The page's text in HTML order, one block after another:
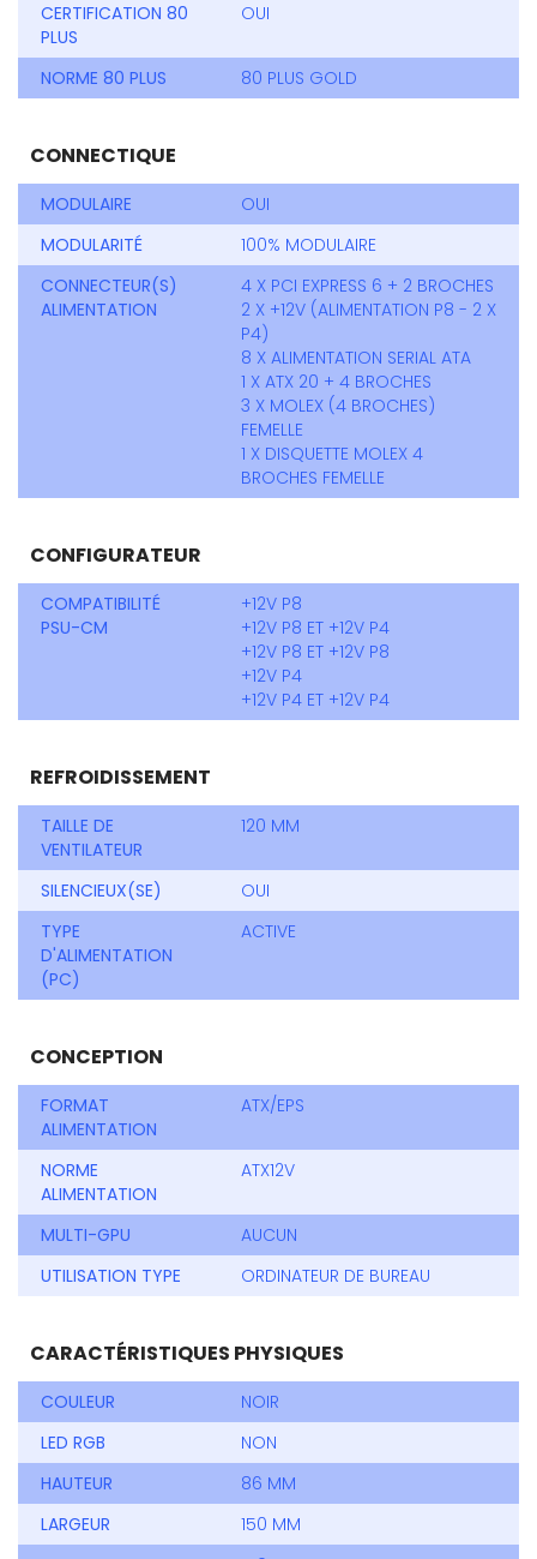
CERTIFICATION 80
PLUS
OUI
NORME 80 PLUS 80 PLUS GOLD
CONNECTIQUE
MODULAIRE
OUI
MODULARITÉ
100% MODULAIRE
CONNECTEUR(S)
ALIMENTATION
4 X PCI EXPRESS 6 + 2 BROCHES
2 X +12V (ALIMENTATION P8 - 2 X
P4)
8 X ALIMENTATION SERIAL ATA
1 X ATX 20 + 4 BROCHES
3 X MOLEX (4 BROCHES)
FEMELLE
1 X DISQUETTE MOLEX 4
BROCHES FEMELLE
CONFIGURATEUR
COMPATIBILITÉ
PSU-CM
+12V P8
+12V P8 ET +12V P4
+12V P8 ET +12V P8
+12V P4
+12V P4 ET +12V P4
REFROIDISSEMENT
TAILLE DE
VENTILATEUR
120 MM
SILENCIEUX(SE)
OUI
TYPE
D'ALIMENTATION
(PC)
ACTIVE
CONCEPTION
FORMAT
ALIMENTATION
ATX/EPS
NORME
ALIMENTATION
ATX12V
MULTI-GPU
AUCUN
UTILISATION TYPE
ORDINATEUR DE BUREAU
CARACTÉRISTIQUES PHYSIQUES
COULEUR
NOIR
LED RGB
NON
HAUTEUR
86 MM
LARGEUR
150 MM